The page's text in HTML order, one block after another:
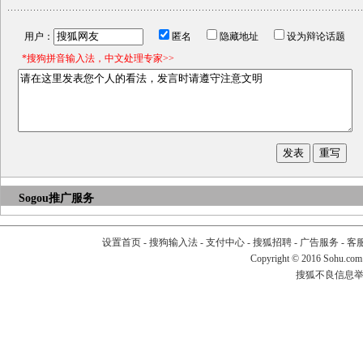
用户： 匿名 隐藏地址
设为辩论话题
*搜狗拼音输入法，中文处理专家>>
Sogou推广服务
设置首页- 搜狗输入法- 支付中心- 搜狐招聘- 广告服务 - 客
Copyright © 2016
搜狐不良信息